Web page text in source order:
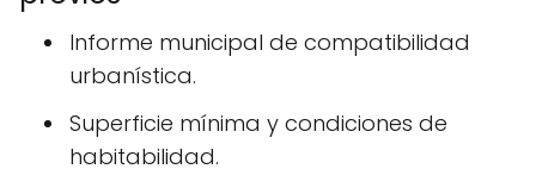
Informe municipal de compatibilidad
urbanística.
Superficie mínima y condiciones de
habitabilidad.